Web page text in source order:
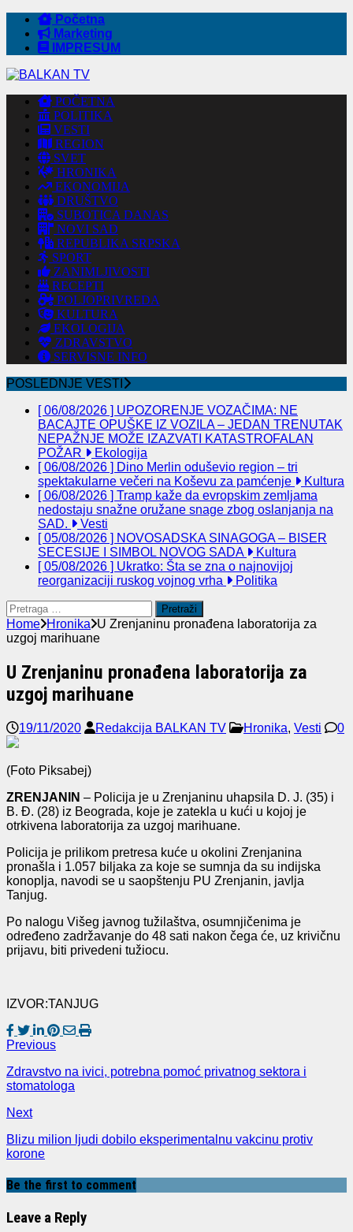
Početna
Marketing
IMPRESUM
POČETNA
POLITIKA
VESTI
REGION
SVET
HRONIKA
EKONOMIJA
DRUŠTVO
SUBOTICA DANAS
NOVI SAD
REPUBLIKA SRPSKA
SPORT
ZANIMLJIVOSTI
RECEPTI
POLJOPRIVREDA
KULTURA
EKOLOGIJA
ZDRAVSTVO
SERVISNE INFO
POSLEDNJE VESTI
[ 06/08/2026 ] UPOZORENJE VOZAČIMA: NE
BACAJTE OPUŠKE IZ VOZILA – JEDAN TRENUTAK
NEPAŽNJE MOŽE IZAZVATI KATASTROFALAN
POŽAR
Ekologija
[ 06/08/2026 ] Dino Merlin oduševio region – tri
spektakularne večeri na Koševu za pamćenje
Kultura
[ 06/08/2026 ] Tramp kaže da evropskim zemljama
nedostaju snažne oružane snage zbog oslanjanja na
SAD.
Vesti
[ 05/08/2026 ] NOVOSADSKA SINAGOGA – BISER
SECESIJE I SIMBOL NOVOG SADA
Kultura
[ 05/08/2026 ] Ukratko: Šta se zna o najnovijoj
reorganizaciji ruskog vojnog vrha
Politika
Pretraga
za:
Home Hronika U Zrenjaninu pronađena laboratorija za
uzgoj marihuane
U Zrenjaninu pronađena laboratorija za
uzgoj marihuane
19/11/2020 Redakcija BALKAN TV Hronika, Vesti 0
(Foto Piksabej)
ZRENJANIN – Policija je u Zrenjaninu uhapsila D. J. (35) i
B. Đ. (28) iz Beograda, koje je zatekla u kući u kojoj je
otrkivena laboratorija za uzgoj marihuane.
Policija je prilikom pretresa kuće u okolini Zrenjanina
pronašla i 1.057 biljaka za koje se sumnja da su indijska
konoplja, navodi se u saopštenju PU Zrenjanin, javlja
Tanjug.
Po nalogu Višeg javnog tužilaštva, osumnjičenima je
određeno zadržavanje do 48 sati nakon čega će, uz krivičnu
prijavu, biti privedeni tužiocu.
IZVOR:TANJUG
Previous
Zdravstvo na ivici, potrebna pomoć privatnog sektora i
stomatologa
Next
Blizu milion ljudi dobilo eksperimentalnu vakcinu protiv
korone
Be the first to comment
Leave a Reply